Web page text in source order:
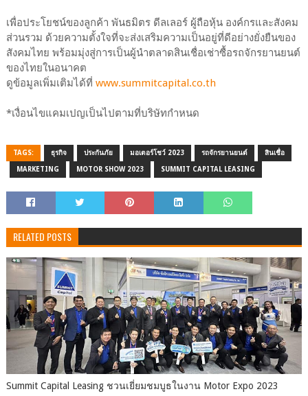
เพื่อประโยชน์ของลูกค้า พันธมิตร ดีลเลอร์ ผู้ถือหุ้น องค์กรและสังคม
ส่วนรวม ด้วยความตั้งใจที่จะส่งเสริมความเป็นอยู่ที่ดีอย่างยั่งยืนของ
สังคมไทย พร้อมมุ่งสู่การเป็นผู้นำตลาดสินเชื่อเช่าซื้อรถจักรยานยนต์
ของไทยในอนาคต
ดูข้อมูลเพิ่มเติมได้ที่ www.summitcapital.co.th
*เงื่อนไขแคมเปญเป็นไปตามที่บริษัทกำหนด
TAGS: ธุรกิจ ประกันภัย มอเตอร์โชว์ 2023 รถจักรยานยนต์ สินเชื่อ
MARKETING MOTOR SHOW 2023 SUMMIT CAPITAL LEASING
RELATED POSTS
Summit Capital Leasing ชวนเยี่ยมชมบูธในงาน Motor Expo 2023